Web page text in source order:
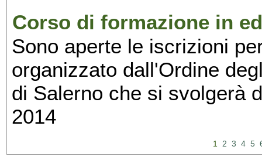
Corso di formazione in
Sono aperte le iscrizioni
organizzato dall'Ordine
di Salerno che si svolgerà
2014
1 2 3 4 5